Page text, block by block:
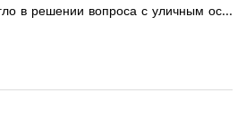
АО "ЯрЭСК" помогло в решении вопроса с уличным ос...